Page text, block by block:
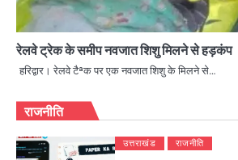
रेलवे ट्रेक के समीप नवजात शिशु मिलने से हड़कंप
हरिद्वार। रेलवे टैªक पर एक नवजात शिशु के मिलने से…
राजनीति
उत्तराखंड राजनीति